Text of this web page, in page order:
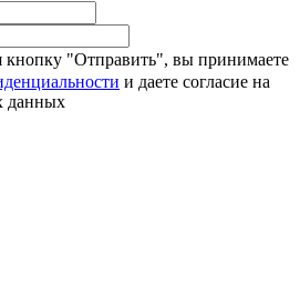
"Отправить", вы принимаете
и даете согласие на
данных